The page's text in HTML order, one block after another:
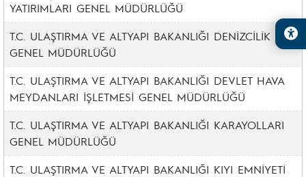
YATIRIMLARI GENEL MÜDÜRLÜĞÜ
T.C. ULAŞTIRMA VE ALTYAPI BAKANLIĞI DENİZCİLİK
GENEL MÜDÜRLÜĞÜ
T.C. ULAŞTIRMA VE ALTYAPI BAKANLIĞI DEVLET HAVA
MEYDANLARI İŞLETMESİ GENEL MÜDÜRLÜĞÜ
T.C. ULAŞTIRMA VE ALTYAPI BAKANLIĞI KARAYOLLARI
GENEL MÜDÜRLÜĞÜ
T.C. ULAŞTIRMA VE ALTYAPI BAKANLIĞI KIYI EMNİYETİ